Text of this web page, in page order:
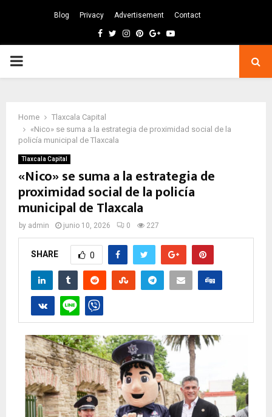
Blog Privacy Advertisement Contact
Facebook
TwitterInstagram
Pinterest
GoogleYoutube
PRIMARY
Home
Tlaxcala Capital
«Nico» se suma a la estrategia de proximidad social de la
policía municipal de Tlaxcala
Tlaxcala Capital
«Nico» se suma a la estrategia de
proximidad social de la policía
municipal de Tlaxcala
by admin junio 10, 2026 0 227
SHARE 0